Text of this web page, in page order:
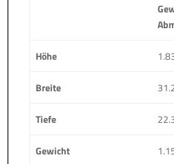
Höhe
Breite
Tiefe
Gewicht